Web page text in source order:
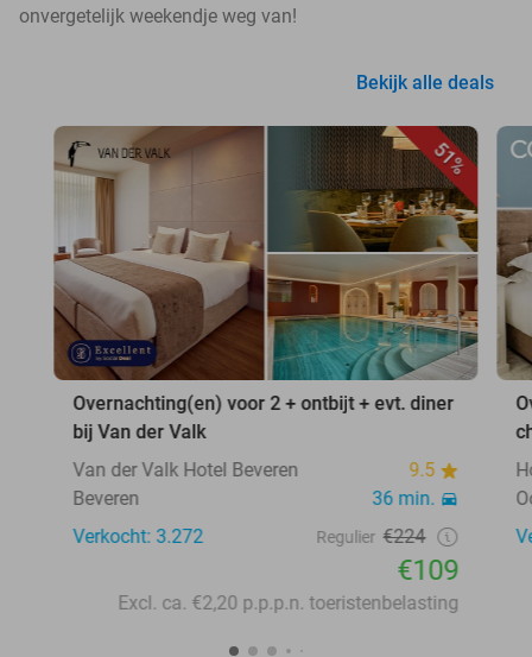
onvergetelijk weekendje weg van!
Bekijk alle deals
51%
Overnachting(en) voor 2 + ontbijt + evt. diner
bij Van der Valk
Van der Valk Hotel Beveren
9.5
Beveren
36 min.
Verkocht: 3.272
Regulier €224
€109
Excl. ca. €2,20 p.p.p.n. toeristenbelasting